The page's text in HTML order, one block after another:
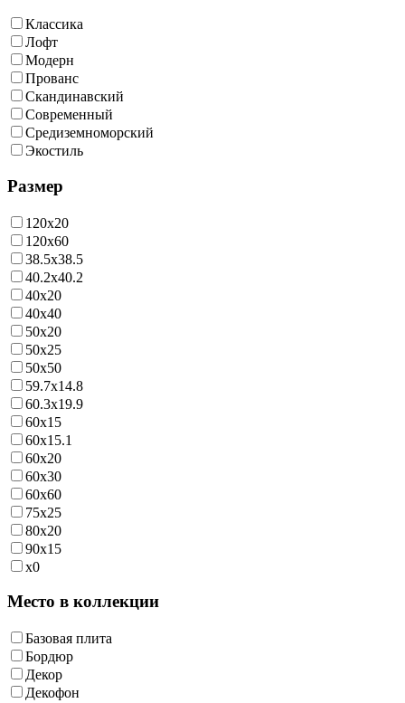
Классика
Лофт
Модерн
Прованс
Скандинавский
Современный
Средиземноморский
Экостиль
Размер
120x20
120x60
38.5x38.5
40.2x40.2
40x20
40x40
50x20
50x25
50x50
59.7x14.8
60.3x19.9
60x15
60x15.1
60x20
60x30
60x60
75x25
80x20
90x15
x0
Место в коллекции
Базовая плита
Бордюр
Декор
Декофон